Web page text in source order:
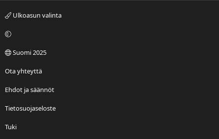
Ulkoasun valinta
Suomi 2025
Ota yhteyttä
Ehdot ja säännöt
Tietosuojaseloste
Tuki